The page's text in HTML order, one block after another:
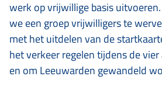
werk op vrijwillige basis
we een groep vrijwilligers te
met het uitdelen van de
het verkeer regelen tijdens de
en om Leeuwarden gewandeld